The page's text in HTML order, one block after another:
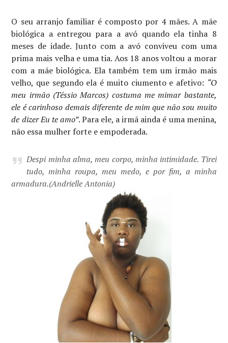
O seu arranjo familiar é composto por 4 mães. A mãe
biológica a entregou para a avó quando ela tinha 8
meses de idade. Junto com a avó conviveu com uma
prima mais velha e uma tia. Aos 18 anos voltou a morar
com a mãe biológica. Ela também tem um irmão mais
velho, que segundo ela é muito ciumento e afetivo: “O
meu irmão (Téssio Marcos) costuma me mimar bastante,
ele é carinhoso demais diferente de mim que não sou muito
de dizer Eu te amo”. Para ele, a irmã ainda é uma menina,
não essa mulher forte e empoderada.
Despi minha alma, meu corpo, minha intimidade. Tirei
tudo, minha roupa, meu medo, e por fim, a minha
armadura.(Andrielle Antonia)